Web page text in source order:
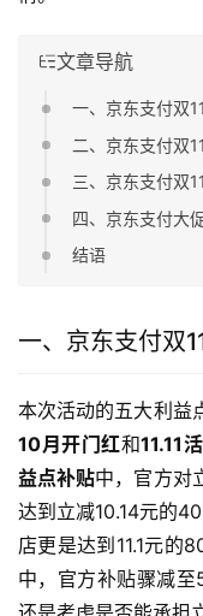
文章导航
一、京东支付双
二、京东支付双
三、京东支付双
四、京东支付大
结语
一、京东支付双
本次活动的五大利益
10月开门红和11.11
益点补贴中，官方对
达到立减10.14元的
店更是达到11.1元的
中，官方补贴骤减